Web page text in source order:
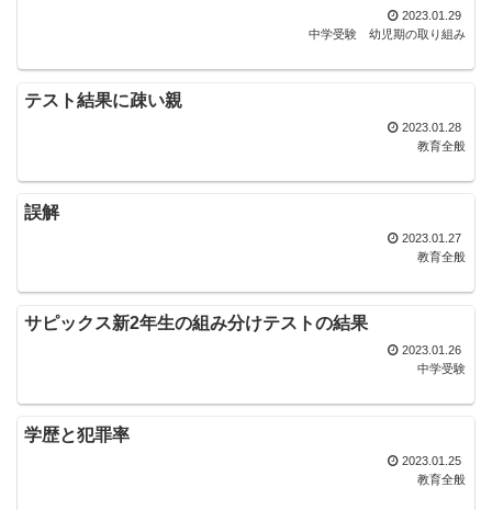
2023.01.29
中学受験
幼児期の取り組み
テスト結果に疎い親
2023.01.28
教育全般
誤解
2023.01.27
教育全般
サピックス新2年生の組み分けテストの結果
2023.01.26
中学受験
学歴と犯罪率
2023.01.25
教育全般